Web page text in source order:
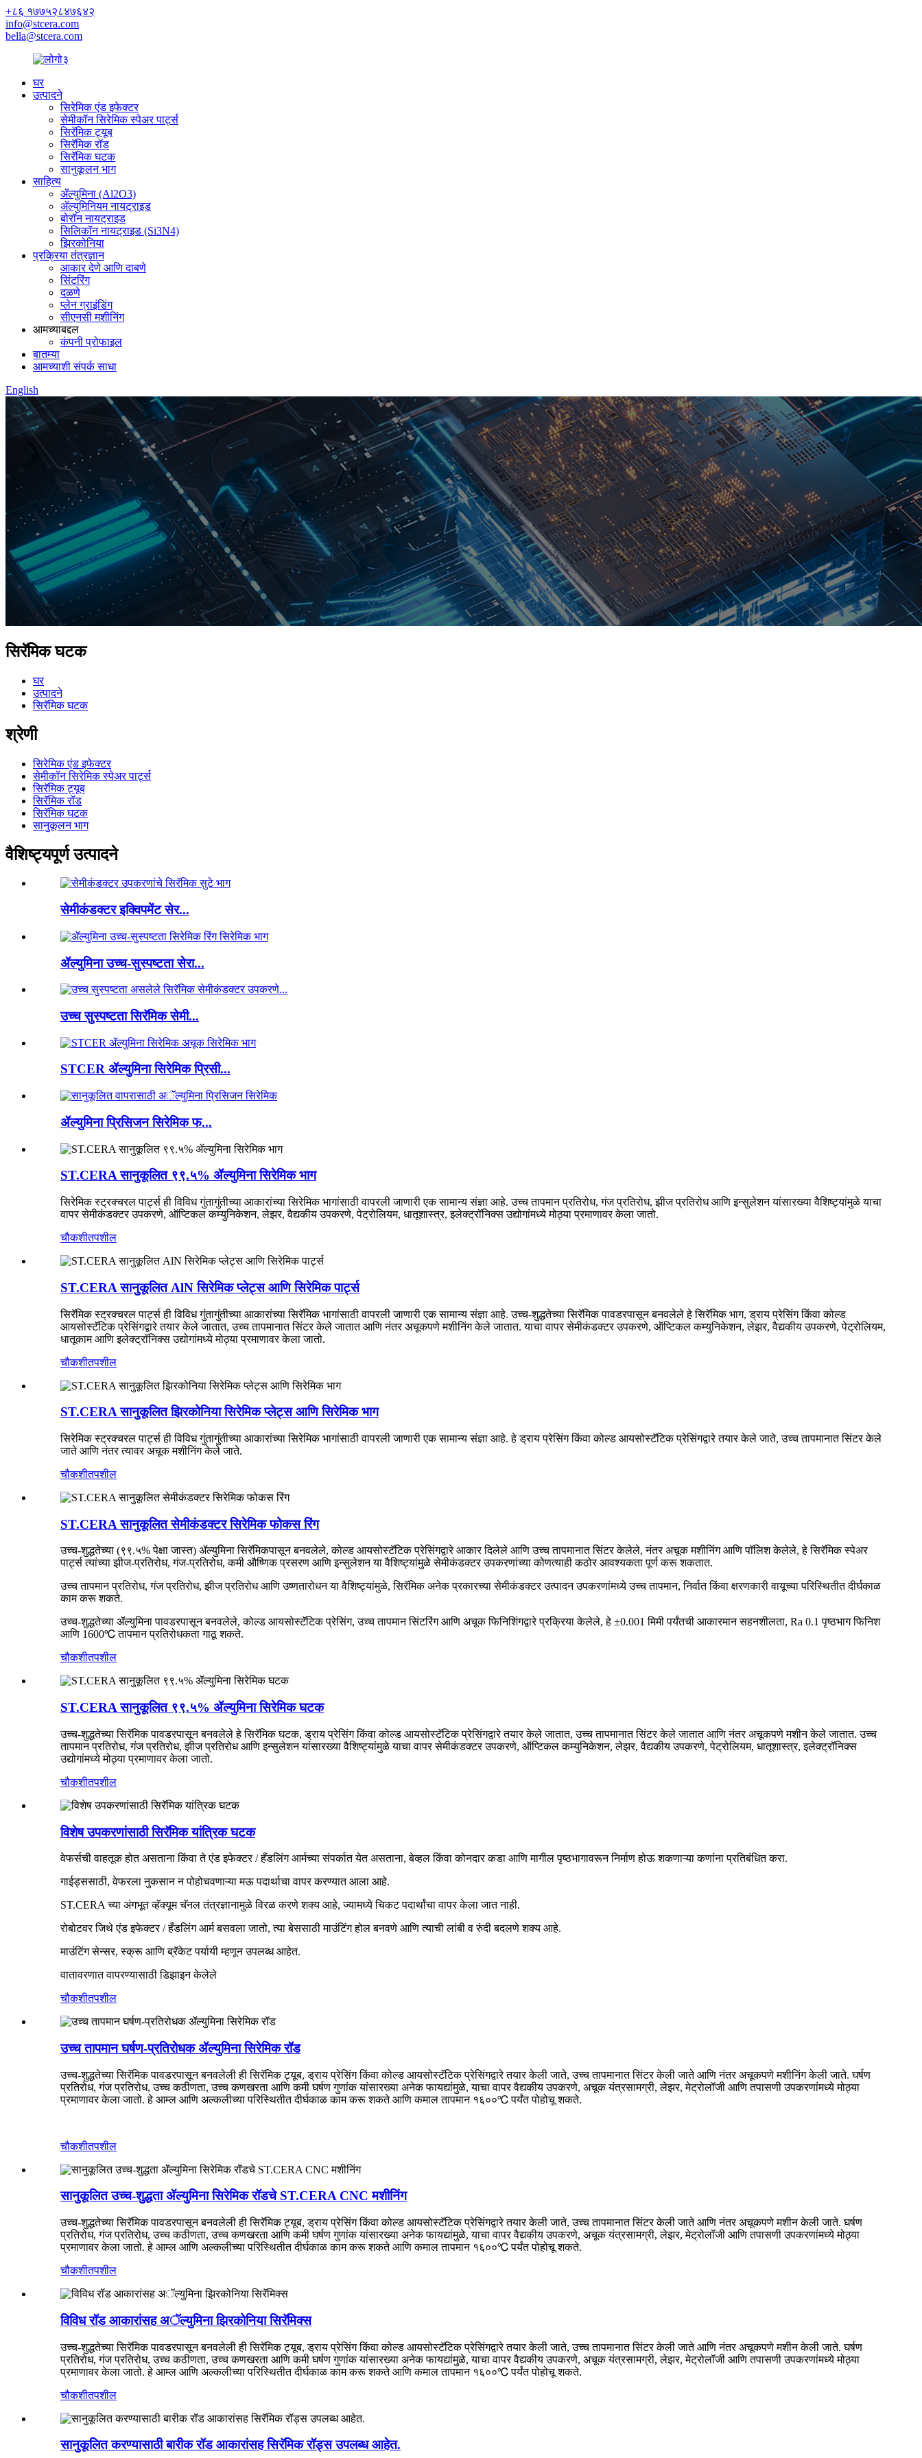
+८६ १७७५२८४७६४२
info@stcera.com
bella@stcera.com
घर
उत्पादने
सिरेमिक एंड इफेक्टर
सेमीकॉन सिरेमिक स्पेअर पार्ट्स
सिरॅमिक ट्यूब
सिरॅमिक रॉड
सिरॅमिक घटक
सानुकूलन भाग
साहित्य
ॲल्युमिना (Al2O3)
ॲल्युमिनियम नायट्राइड
बोरॉन नायट्राइड
सिलिकॉन नायट्राइड (Si3N4)
झिरकोनिया
प्रक्रिया तंत्रज्ञान
आकार देणे आणि दाबणे
सिंटरिंग
दळणे
प्लेन ग्राइंडिंग
सीएनसी मशीनिंग
आमच्याबद्दल
कंपनी प्रोफाइल
बातम्या
आमच्याशी संपर्क साधा
English
सिरॅमिक घटक
घर
उत्पादने
सिरॅमिक घटक
श्रेणी
सिरेमिक एंड इफेक्टर
सेमीकॉन सिरेमिक स्पेअर पार्ट्स
सिरॅमिक ट्यूब
सिरॅमिक रॉड
सिरॅमिक घटक
सानुकूलन भाग
वैशिष्ट्यपूर्ण उत्पादने
सेमीकंडक्टर इक्विपमेंट सेर...
ॲल्युमिना उच्च-सुस्पष्टता सेरा...
उच्च सुस्पष्टता सिरॅमिक सेमी...
STCER ॲल्युमिना सिरेमिक प्रिसी...
ॲल्युमिना प्रिसिजन सिरेमिक फ...
ST.CERA सानुकूलित ९९.५% ॲल्युमिना सिरेमिक भाग
सिरेमिक स्ट्रक्चरल पार्ट्स ही विविध गुंतागुंतीच्या आकारांच्या सिरेमिक भागांसाठी वापरली जाणारी एक सामान्य संज्ञा आहे. उच्च तापमान प्रतिरोध, गंज प्रतिरोध, झीज प्रतिरोध आणि इन्सुलेशन यांसारख्या वैशिष्ट्यांमुळे याचा
वापर सेमीकंडक्टर उपकरणे, ऑप्टिकल कम्युनिकेशन, लेझर, वैद्यकीय उपकरणे, पेट्रोलियम, धातूशास्त्र, इलेक्ट्रॉनिक्स उद्योगांमध्ये मोठ्या प्रमाणावर केला जातो.
चौकशीतपशील
ST.CERA सानुकूलित AlN सिरेमिक प्लेट्स आणि सिरेमिक पार्ट्स
सिरॅमिक स्ट्रक्चरल पार्ट्स ही विविध गुंतागुंतीच्या आकारांच्या सिरॅमिक भागांसाठी वापरली जाणारी एक सामान्य संज्ञा आहे. उच्च-शुद्धतेच्या सिरॅमिक पावडरपासून बनवलेले हे सिरॅमिक भाग, ड्राय प्रेसिंग किंवा कोल्ड
आयसोस्टॅटिक प्रेसिंगद्वारे तयार केले जातात, उच्च तापमानात सिंटर केले जातात आणि नंतर अचूकपणे मशीनिंग केले जातात. याचा वापर सेमीकंडक्टर उपकरणे, ऑप्टिकल कम्युनिकेशन, लेझर, वैद्यकीय उपकरणे, पेट्रोलियम,
धातूकाम आणि इलेक्ट्रॉनिक्स उद्योगांमध्ये मोठ्या प्रमाणावर केला जातो.
चौकशीतपशील
ST.CERA सानुकूलित झिरकोनिया सिरेमिक प्लेट्स आणि सिरेमिक भाग
सिरेमिक स्ट्रक्चरल पार्ट्स ही विविध गुंतागुंतीच्या आकारांच्या सिरेमिक भागांसाठी वापरली जाणारी एक सामान्य संज्ञा आहे. हे ड्राय प्रेसिंग किंवा कोल्ड आयसोस्टॅटिक प्रेसिंगद्वारे तयार केले जाते, उच्च तापमानात सिंटर केले
जाते आणि नंतर त्यावर अचूक मशीनिंग केले जाते.
चौकशीतपशील
ST.CERA सानुकूलित सेमीकंडक्टर सिरेमिक फोकस रिंग
उच्च-शुद्धतेच्या (९९.५% पेक्षा जास्त) ॲल्युमिना सिरॅमिकपासून बनवलेले, कोल्ड आयसोस्टॅटिक प्रेसिंगद्वारे आकार दिलेले आणि उच्च तापमानात सिंटर केलेले, नंतर अचूक मशीनिंग आणि पॉलिश केलेले, हे सिरॅमिक स्पेअर
पार्ट्स त्यांच्या झीज-प्रतिरोध, गंज-प्रतिरोध, कमी औष्णिक प्रसरण आणि इन्सुलेशन या वैशिष्ट्यांमुळे सेमीकंडक्टर उपकरणांच्या कोणत्याही कठोर आवश्यकता पूर्ण करू शकतात.
उच्च तापमान प्रतिरोध, गंज प्रतिरोध, झीज प्रतिरोध आणि उष्णतारोधन या वैशिष्ट्यांमुळे, सिरॅमिक अनेक प्रकारच्या सेमीकंडक्टर उत्पादन उपकरणांमध्ये उच्च तापमान, निर्वात किंवा क्षरणकारी वायूच्या परिस्थितीत दीर्घकाळ
काम करू शकते.
उच्च-शुद्धतेच्या ॲल्युमिना पावडरपासून बनवलेले, कोल्ड आयसोस्टॅटिक प्रेसिंग, उच्च तापमान सिंटरिंग आणि अचूक फिनिशिंगद्वारे प्रक्रिया केलेले, हे ±0.001 मिमी पर्यंतची आकारमान सहनशीलता, Ra 0.1 पृष्ठभाग फिनिश
आणि 1600℃ तापमान प्रतिरोधकता गाठू शकते.
चौकशीतपशील
ST.CERA सानुकूलित ९९.५% ॲल्युमिना सिरेमिक घटक
उच्च-शुद्धतेच्या सिरॅमिक पावडरपासून बनवलेले हे सिरॅमिक घटक, ड्राय प्रेसिंग किंवा कोल्ड आयसोस्टॅटिक प्रेसिंगद्वारे तयार केले जातात, उच्च तापमानात सिंटर केले जातात आणि नंतर अचूकपणे मशीन केले जातात. उच्च
तापमान प्रतिरोध, गंज प्रतिरोध, झीज प्रतिरोध आणि इन्सुलेशन यांसारख्या वैशिष्ट्यांमुळे याचा वापर सेमीकंडक्टर उपकरणे, ऑप्टिकल कम्युनिकेशन, लेझर, वैद्यकीय उपकरणे, पेट्रोलियम, धातूशास्त्र, इलेक्ट्रॉनिक्स
उद्योगांमध्ये मोठ्या प्रमाणावर केला जातो.
चौकशीतपशील
विशेष उपकरणांसाठी सिरॅमिक यांत्रिक घटक
वेफर्सची वाहतूक होत असताना किंवा ते एंड इफेक्टर / हँडलिंग आर्मच्या संपर्कात येत असताना, बेव्हल किंवा कोनदार कडा आणि मागील पृष्ठभागावरून निर्माण होऊ शकणाऱ्या कणांना प्रतिबंधित करा.
गाईड्ससाठी, वेफरला नुकसान न पोहोचवणाऱ्या मऊ पदार्थाचा वापर करण्यात आला आहे.
ST.CERA च्या अंगभूत व्हॅक्यूम चॅनल तंत्रज्ञानामुळे विरळ करणे शक्य आहे, ज्यामध्ये चिकट पदार्थांचा वापर केला जात नाही.
रोबोटवर जिथे एंड इफेक्टर / हँडलिंग आर्म बसवला जातो, त्या बेससाठी माउंटिंग होल बनवणे आणि त्याची लांबी व रुंदी बदलणे शक्य आहे.
माउंटिंग सेन्सर, स्क्रू आणि ब्रॅकेट पर्यायी म्हणून उपलब्ध आहेत.
वातावरणात वापरण्यासाठी डिझाइन केलेले
चौकशीतपशील
उच्च तापमान घर्षण-प्रतिरोधक ॲल्युमिना सिरेमिक रॉड
उच्च-शुद्धतेच्या सिरॅमिक पावडरपासून बनवलेली ही सिरॅमिक ट्यूब, ड्राय प्रेसिंग किंवा कोल्ड आयसोस्टॅटिक प्रेसिंगद्वारे तयार केली जाते, उच्च तापमानात सिंटर केली जाते आणि नंतर अचूकपणे मशीनिंग केली जाते. घर्षण
प्रतिरोध, गंज प्रतिरोध, उच्च कठीणता, उच्च कणखरता आणि कमी घर्षण गुणांक यांसारख्या अनेक फायद्यांमुळे, याचा वापर वैद्यकीय उपकरणे, अचूक यंत्रसामग्री, लेझर, मेट्रोलॉजी आणि तपासणी उपकरणांमध्ये मोठ्या
प्रमाणावर केला जातो. हे आम्ल आणि अल्कलीच्या परिस्थितीत दीर्घकाळ काम करू शकते आणि कमाल तापमान १६००℃ पर्यंत पोहोचू शकते.
चौकशीतपशील
सानुकूलित उच्च-शुद्धता ॲल्युमिना सिरेमिक रॉडचे ST.CERA CNC मशीनिंग
उच्च-शुद्धतेच्या सिरॅमिक पावडरपासून बनवलेली ही सिरॅमिक ट्यूब, ड्राय प्रेसिंग किंवा कोल्ड आयसोस्टॅटिक प्रेसिंगद्वारे तयार केली जाते, उच्च तापमानात सिंटर केली जाते आणि नंतर अचूकपणे मशीन केली जाते. घर्षण
प्रतिरोध, गंज प्रतिरोध, उच्च कठीणता, उच्च कणखरता आणि कमी घर्षण गुणांक यांसारख्या अनेक फायद्यांमुळे, याचा वापर वैद्यकीय उपकरणे, अचूक यंत्रसामग्री, लेझर, मेट्रोलॉजी आणि तपासणी उपकरणांमध्ये मोठ्या
प्रमाणावर केला जातो. हे आम्ल आणि अल्कलीच्या परिस्थितीत दीर्घकाळ काम करू शकते आणि कमाल तापमान १६००℃ पर्यंत पोहोचू शकते.
चौकशीतपशील
विविध रॉड आकारांसह अॅल्युमिना झिरकोनिया सिरॅमिक्स
उच्च-शुद्धतेच्या सिरॅमिक पावडरपासून बनवलेली ही सिरॅमिक ट्यूब, ड्राय प्रेसिंग किंवा कोल्ड आयसोस्टॅटिक प्रेसिंगद्वारे तयार केली जाते, उच्च तापमानात सिंटर केली जाते आणि नंतर अचूकपणे मशीन केली जाते. घर्षण
प्रतिरोध, गंज प्रतिरोध, उच्च कठीणता, उच्च कणखरता आणि कमी घर्षण गुणांक यांसारख्या अनेक फायद्यांमुळे, याचा वापर वैद्यकीय उपकरणे, अचूक यंत्रसामग्री, लेझर, मेट्रोलॉजी आणि तपासणी उपकरणांमध्ये मोठ्या
प्रमाणावर केला जातो. हे आम्ल आणि अल्कलीच्या परिस्थितीत दीर्घकाळ काम करू शकते आणि कमाल तापमान १६००℃ पर्यंत पोहोचू शकते.
चौकशीतपशील
सानुकूलित करण्यासाठी बारीक रॉड आकारांसह सिरॅमिक रॉड्स उपलब्ध आहेत.